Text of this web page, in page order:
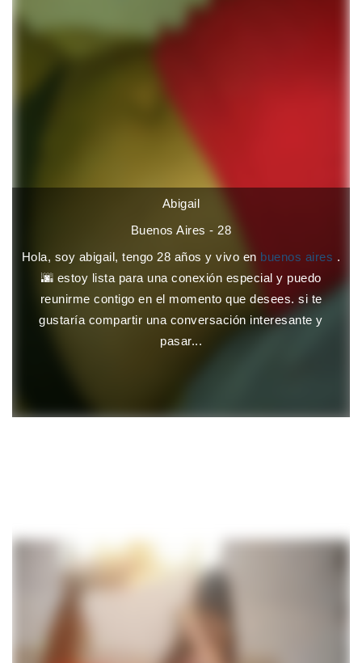
Abigail
Buenos Aires - 28
Hola, soy abigail, tengo 28 años y vivo en buenos aires .
🌆 estoy lista para una conexión especial y puedo
reunirme contigo en el momento que desees. si te
gustaría compartir una conversación interesante y
pasar...